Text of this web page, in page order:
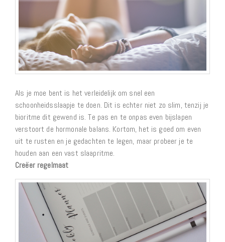
Als je moe bent is het verleidelijk om snel een
schoonheidsslaapje te doen. Dit is echter niet zo slim, tenzij je
bioritme dit gewend is. Te pas en te onpas even bijslapen
verstoort de hormonale balans. Kortom, het is goed om even
uit te rusten en je gedachten te legen, maar probeer je te
houden aan een vast slaapritme.
Creëer regelmaat